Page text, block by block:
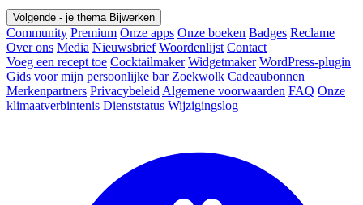
Volgende - je thema Bijwerken
Community Premium Onze apps Onze boeken Badges Reclame
Over ons Media Nieuwsbrief Woordenlijst Contact
Voeg een recept toe Cocktailmaker Widgetmaker WordPress-plugin
Gids voor mijn persoonlijke bar Zoekwolk Cadeaubonnen
Merkenpartners Privacybeleid Algemene voorwaarden FAQ Onze
klimaatverbintenis Dienststatus Wijzigingslog